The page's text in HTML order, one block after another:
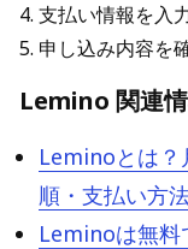
4. 支払い情報を入
5. 申し込み内容を
Lemino 関連
Leminoとは？
順・支払い方
Leminoは無料